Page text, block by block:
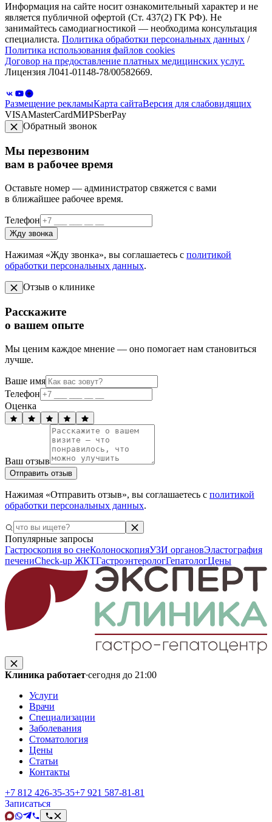
Информация на сайте носит ознакомительный характер и не
является публичной офертой (Ст. 437(2) ГК РФ). Не
занимайтесь самодиагностикой — необходима консультация
специалиста. Политика обработки персональных данных /
Политика использования файлов cookies
Договор на предоставление платных медицинских услуг.
Лицензия Л041-01148-78/00582669.
Размещение рекламыКарта сайтаВерсия для слабовидящих
VISAMasterCardМИРSberPay
Обратный звонок
Мы перезвоним
вам в рабочее время
Оставьте номер — администратор свяжется с вами
в ближайшее рабочее время.
Телефон
Жду звонка
Нажимая «Жду звонка», вы соглашаетесь с политикой
обработки персональных данных.
Отзыв о клинике
Расскажите
о вашем опыте
Мы ценим каждое мнение — оно помогает нам становиться
лучше.
Ваше имя
Телефон
Оценка
Ваш отзыв
Отправить отзыв
Нажимая «Отправить отзыв», вы соглашаетесь с политикой
обработки персональных данных.
Популярные запросы
Гастроскопия во снеКолоноскопияУЗИ органовЭластография
печениCheck-up ЖКТГастроэнтерологГепатологЦены
Клиника работает·сегодня до 21:00
Услуги
Врачи
Специализации
Заболевания
Стоматология
Цены
Статьи
Контакты
+7 812 426‑35‑35+7 921 587‑81‑81
Записаться